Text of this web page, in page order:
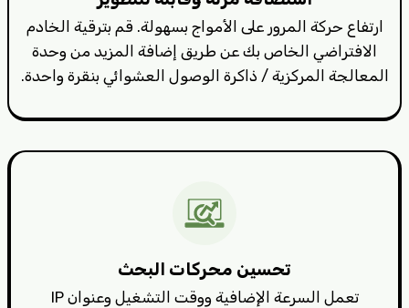
ارتفاع حركة المرور على الأمواج بسهولة. قم بترقية الخادم
الافتراضي الخاص بك عن طريق إضافة المزيد من وحدة
المعالجة المركزية / ذاكرة الوصول العشوائي بنقرة واحدة.
تحسين محركات البحث
تعمل السرعة الإضافية ووقت التشغيل وعنوان IP